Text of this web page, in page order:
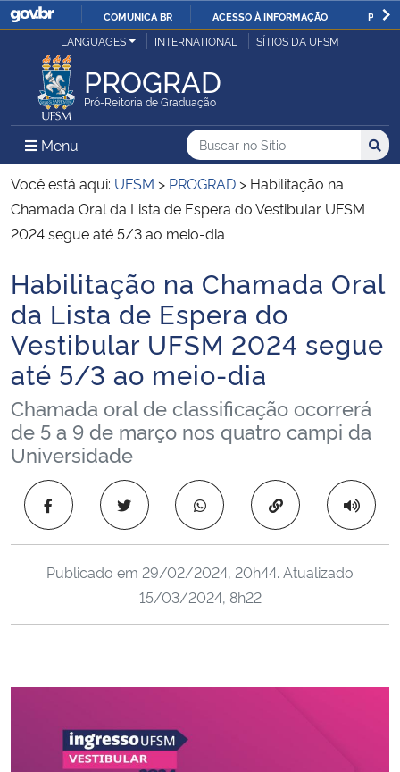
IR
O
COMUNICA BR ACESSO À INFORMAÇÃO
Ministério da Justiça e Segurança Pública
Ministério da Defesa
Ministério das Relações Exteriores
Ministério da Economia
Ministério da Infraestrutura
Ministério da Agricultura, Pecuária e Abastecimento
Ministério da Educação
Ministério da Cidadania
Ministério da Saúde
Ministério de Minas e Energia
Ministério do Meio Ambiente
Controladoria-Geral da União
LANGUAGES INTERNATIONAL SÍTIOS DA UFSM
PROGRAD
Pró-Reitoria de Graduação
Menu Menu Principal do Sítio
Busca
Buscar no no Sítio
Busca:
Você está aqui: UFSM > PROGRAD > Habilitação na
Chamada Oral da Lista de Espera do Vestibular UFSM
2024 segue até 5/3 ao meio-dia
Início do conteúdo
Habilitação na Chamada Oral
da Lista de Espera do
Vestibular UFSM 2024 segue
até 5/3 ao meio-dia
Chamada oral de classificação ocorrerá
de 5 a 9 de março nos quatro campi da
Universidade
Copiar para área
Publicado em 29/02/2024, 20h44. Atualizado
15/03/2024, 8h22